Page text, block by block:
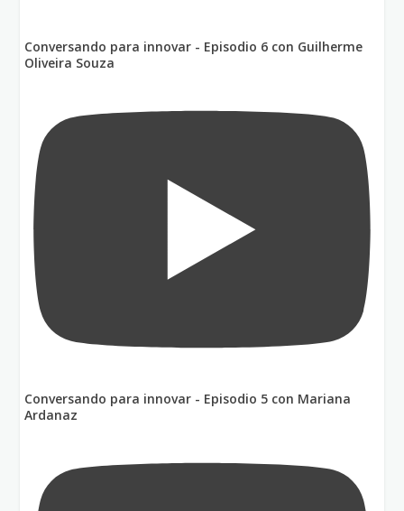
Conversando para innovar - Episodio 6 con Guilherme
Oliveira Souza
Conversando para innovar - Episodio 5 con Mariana
Ardanaz